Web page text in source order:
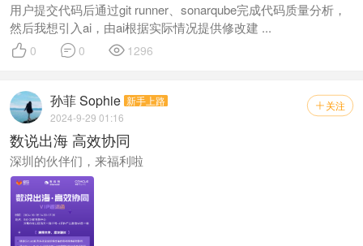
用户提交代码后通过git runner、sonarqube完成代码质量分析，
然后我想引入ai，由ai根据实际情况提供修改建 ...
 0  0  1296
 关注
孙菲 Sophie 新手上路
2024-9-29 01:16
数说出海 高效协同
深圳的伙伴们，来福利啦